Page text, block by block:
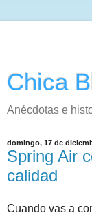
Chica
Anécdotas e
domingo, 17 de
Spring Air
calidad
Cuando vas a